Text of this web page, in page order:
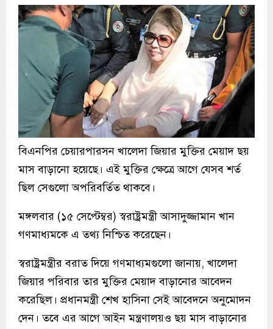
বিএনপির চেয়ারপারসন খালেদা জিয়ার মুক্তির মেয়াদ ছয়
মাস বাড়ানো হয়েছে। এই মুক্তির ক্ষেত্রে আগে যেসব শর্ত
ছিল সেগুলো অপরিবর্তিত থাকবে।
মঙ্গলবার (১৫ সেপ্টেম্বর) স্বরাষ্ট্রমন্ত্রী আসাদুজ্জামান খান
গণমাধ্যমকে এ তথ্য নিশ্চিত করেছেন।
স্বরাষ্ট্রমন্ত্রীর বরাত দিয়ে গণমাধ্যমগুলো জানায়, খালেদা
জিয়ার পরিবার তার মুক্তির মেয়াদ বাড়ানোর আবেদন
করেছিল। প্রধানমন্ত্রী শেখ হাসিনা সেই আবেদনে অনুমোদন
দেন। তবে এর আগে আইন মন্ত্রণালয়ও ছয় মাস বাড়ানোর